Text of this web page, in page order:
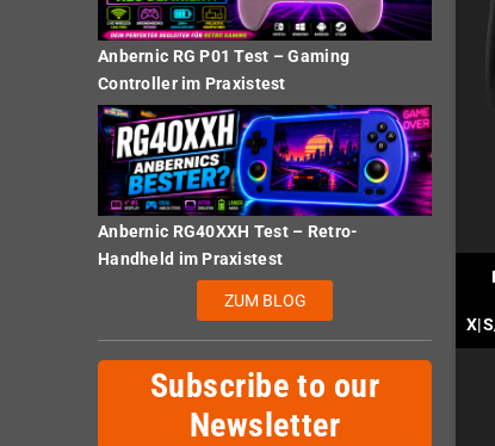
Anbernic RG P01 Test – Gaming
Controller im Praxistest
Anbernic RG40XXH Test – Retro-
Handheld im Praxistest
ZUM BLOG
Subscribe to our
Newsletter